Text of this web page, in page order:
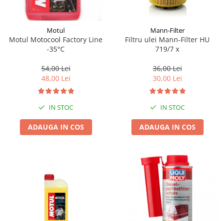
Motul
Motul Motocool Factory Line
-35°C
54,00 Lei
48,00 Lei
IN STOC
ADAUGA IN COS
Mann-Filter
Filtru ulei Mann-Filter HU
719/7 x
36,00 Lei
30,00 Lei
IN STOC
ADAUGA IN COS